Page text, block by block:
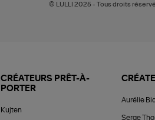
© LULLI 2025 - Tous droits
CRÉATEURS PRÊT-À-
PORTER
Kujten
Aurélie
Serge